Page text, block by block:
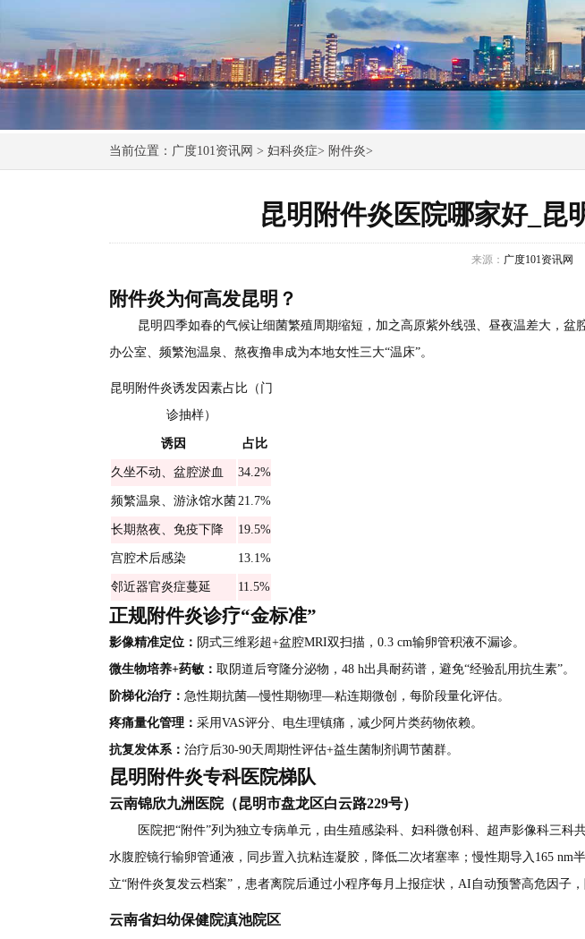
当前位置： 广度101资讯网 > 妇科炎症> 附件炎>
昆明附件炎医院哪家好_昆
来源： 广度101资讯网
附件炎为何高发昆明？
昆明四季如春的气候让细菌繁殖周期缩短，加之高原紫外线强、昼夜温差大，
办公室、频繁泡温泉、熬夜撸串成为本地女性三大“温床”。
昆明附件炎诱发因素占比（门
诊抽样）
诱因 占比
久坐不动、盆腔淤血 34.2%
频繁温泉、游泳馆水菌21.7%
长期熬夜、免疫下降 19.5%
宫腔术后感染 13.1%
邻近器官炎症蔓延 11.5%
正规附件炎诊疗“金标准”
影像精准定位： 阴式三维彩超+盆腔MRI双扫描，0.3 cm输卵管积液不漏诊。
微生物培养+药敏： 取阴道后穹隆分泌物，48 h出具耐药谱，避免“经验乱用抗生素”。
阶梯化治疗： 急性期抗菌—慢性期物理—粘连期微创，每阶段量化评估。
疼痛量化管理： 采用VAS评分、电生理镇痛，减少阿片类药物依赖。
抗复发体系： 治疗后30-90天周期性评估+益生菌制剂调节菌群。
昆明附件炎专科医院梯队
云南锦欣九洲医院（昆明市盘龙区白云路229号）
医院把“附件”列为独立专病单元，由生殖感染科、妇科微创科、超声影像科三
水腹腔镜行输卵管通液，同步置入抗粘连凝胶，降低二次堵塞率；慢性期导入165
立“附件炎复发云档案”，患者离院后通过小程序每月上报症状，AI自动预警高危因子
云南省妇幼保健院滇池院区